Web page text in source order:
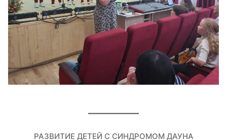
РАЗВИТИЕ ДЕТЕЙ С СИНДРОМОМ ДАУНА